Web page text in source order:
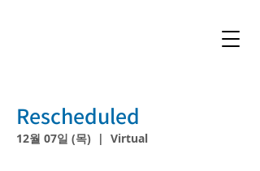
Rescheduled
12월 07일 (목)
  |
Virtual